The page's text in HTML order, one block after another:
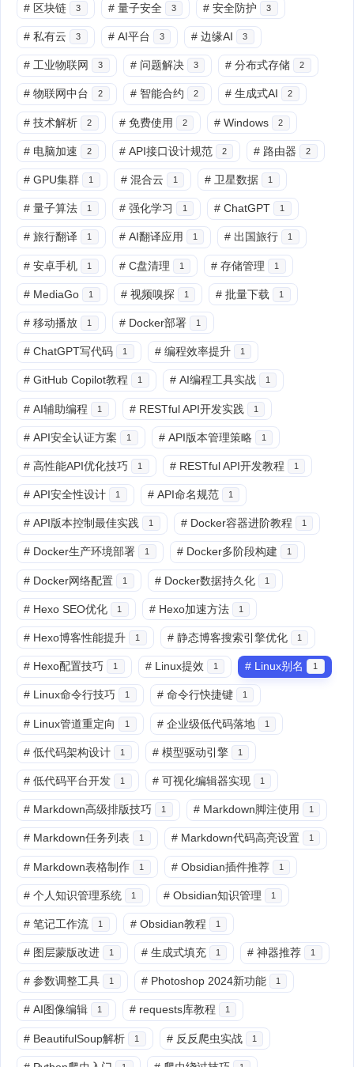
# 区块链 3 # 量子安全 3 # 安全防护 3
# 私有云 3 # AI平台 3 # 边缘AI 3
# 工业物联网 3 # 问题解决 3 # 分布式存储 2
# 物联网中台 2 # 智能合约 2 # 生成式AI 2
# 技术解析 2 # 免费使用 2 # Windows 2
# 电脑加速 2 # API接口设计规范 2 # 路由器 2
# GPU集群 1 # 混合云 1 # 卫星数据 1
# 量子算法 1 # 强化学习 1 # ChatGPT 1
# 旅行翻译 1 # AI翻译应用 1 # 出国旅行 1
# 安卓手机 1 # C盘清理 1 # 存储管理 1
# MediaGo 1 # 视频嗅探 1 # 批量下载 1
# 移动播放 1 # Docker部署 1
# ChatGPT写代码 1 # 编程效率提升 1
# GitHub Copilot教程 1 # AI编程工具实战 1
# AI辅助编程 1 # RESTful API开发实践 1
# API安全认证方案 1 # API版本管理策略 1
# 高性能API优化技巧 1 # RESTful API开发教程 1
# API安全性设计 1 # API命名规范 1
# API版本控制最佳实践 1 # Docker容器进阶教程 1
# Docker生产环境部署 1 # Docker多阶段构建 1
# Docker网络配置 1 # Docker数据持久化 1
# Hexo SEO优化 1 # Hexo加速方法 1
# Hexo博客性能提升 1 # 静态博客搜索引擎优化 1
# Hexo配置技巧 1 # Linux提效 1 # Linux别名 1
# Linux命令行技巧 1 # 命令行快捷键 1
# Linux管道重定向 1 # 企业级低代码落地 1
# 低代码架构设计 1 # 模型驱动引擎 1
# 低代码平台开发 1 # 可视化编辑器实现 1
# Markdown高级排版技巧 1 # Markdown脚注使用 1
# Markdown任务列表 1 # Markdown代码高亮设置 1
# Markdown表格制作 1 # Obsidian插件推荐 1
# 个人知识管理系统 1 # Obsidian知识管理 1
# 笔记工作流 1 # Obsidian教程 1
# 图层蒙版改进 1 # 生成式填充 1 # 神器推荐 1
# 参数调整工具 1 # Photoshop 2024新功能 1
# AI图像编辑 1 # requests库教程 1
# BeautifulSoup解析 1 # 反反爬虫实战 1